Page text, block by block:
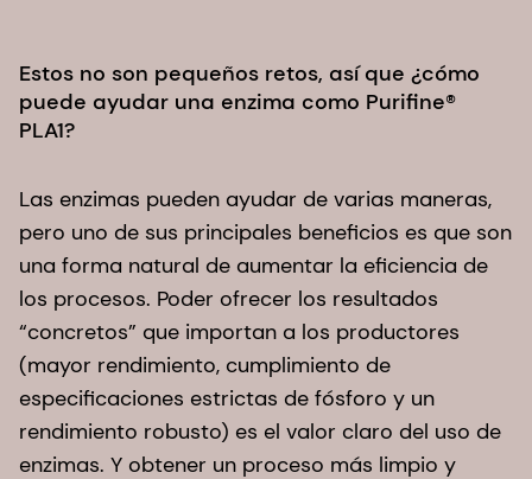
Estos no son pequeños retos, así que ¿cómo
puede ayudar una enzima como Purifine®
PLA1?
Las enzimas pueden ayudar de varias maneras,
pero uno de sus principales beneficios es que son
una forma natural de aumentar la eficiencia de
los procesos. Poder ofrecer los resultados
“concretos” que importan a los productores
(mayor rendimiento, cumplimiento de
especificaciones estrictas de fósforo y un
rendimiento robusto) es el valor claro del uso de
enzimas. Y obtener un proceso más limpio y